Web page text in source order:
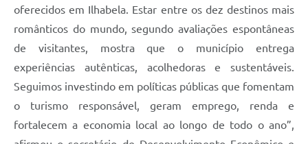
oferecidos em Ilhabela. Estar entre os dez destinos mais
românticos do mundo, segundo avaliações espontâneas
de visitantes, mostra que o município entrega
experiências autênticas, acolhedoras e sustentáveis.
Seguimos investindo em políticas públicas que fomentam
o turismo responsável, geram emprego, renda e
fortalecem a economia local ao longo de todo o ano”,